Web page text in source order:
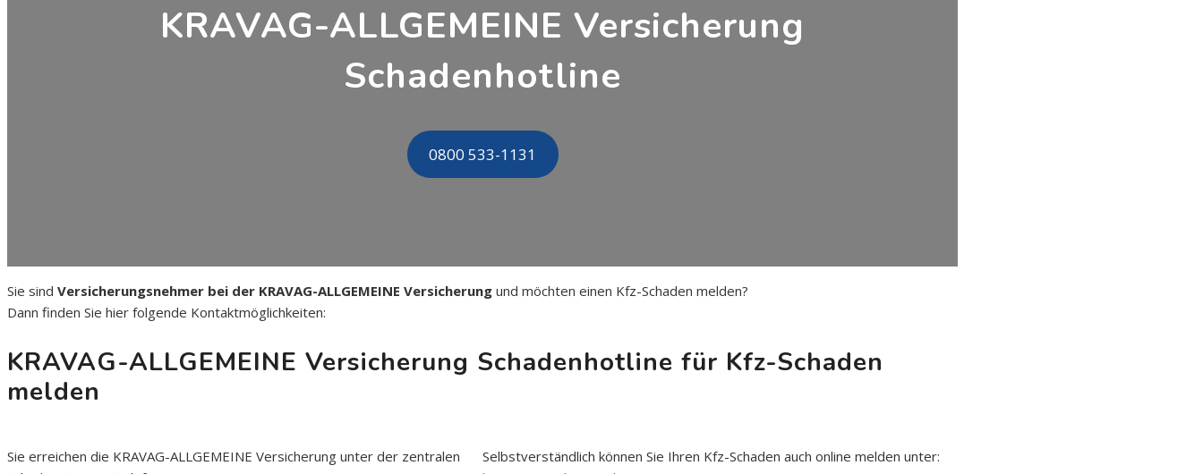
KRAVAG-ALLGEMEINE Versicherung
Schadenhotline
0800 533-1131
Sie sind Versicherungsnehmer bei der KRAVAG-ALLGEMEINE Versicherung und möchten einen Kfz-Schaden melden?
Dann finden Sie hier folgende Kontaktmöglichkeiten:
KRAVAG-ALLGEMEINE Versicherung Schadenhotline für Kfz-Schaden
melden
Sie erreichen die KRAVAG-ALLGEMEINE Versicherung unter der zentralen
Selbstverständlich können Sie Ihren Kfz-Schaden auch online melden unter: